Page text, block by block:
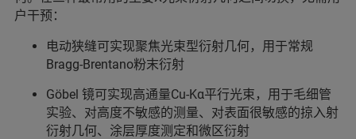
户干预：
电动狭缝可实现聚焦光束型衍射几何，用于常规
Bragg-Brentano粉末衍射
Göbel 镜可实现高通量Cu-Kα平行光束，用于毛细管
实验、对高度不敏感的测量、对表面很敏感的掠入射
衍射几何、涂层厚度测定和微区衍射